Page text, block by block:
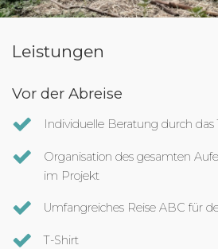
Leistungen
Vor der Abreise
Individuelle Beratung durch
Organisation des gesamten
im Projekt
Umfangreiches Reise ABC für
T-Shirt